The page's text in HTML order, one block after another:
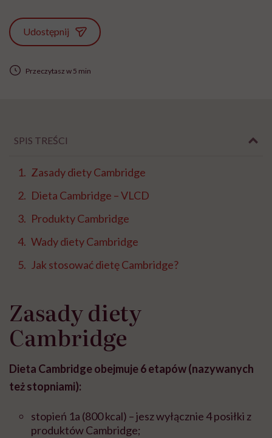
Udostępnij
Przeczytasz w 5 min
SPIS TREŚCI
Zasady diety Cambridge
Dieta Cambridge – VLCD
Produkty Cambridge
Wady diety Cambridge
Jak stosować dietę Cambridge?
Zasady diety
Cambridge
Dieta Cambridge obejmuje 6 etapów (nazywanych
też stopniami):
stopień 1a (800 kcal) – jesz wyłącznie 4 posiłki z
produktów Cambridge;